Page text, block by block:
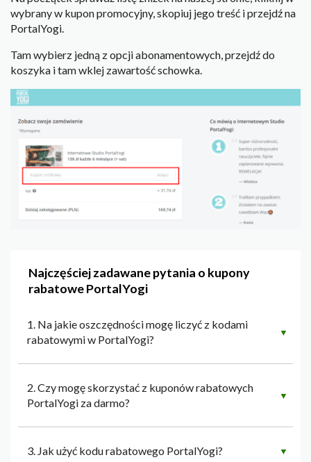
wybrany w kupon promocyjny, skopiuj jego treść i przejdź na
PortalYogi.
Tam wybierz jedną z opcji abonamentowych, przejdź do
koszyka i tam wklej zawartość schowka.
Najczęściej zadawane pytania o kupony
rabatowe PortalYogi
1. Na jakie oszczędności mogę liczyć z kodami
rabatowymi w PortalYogi?
▼
2. Czy mogę skorzystać z kuponów rabatowych
PortalYogi za darmo?
▼
3. Jak użyć kodu rabatowego PortalYogi? ▼